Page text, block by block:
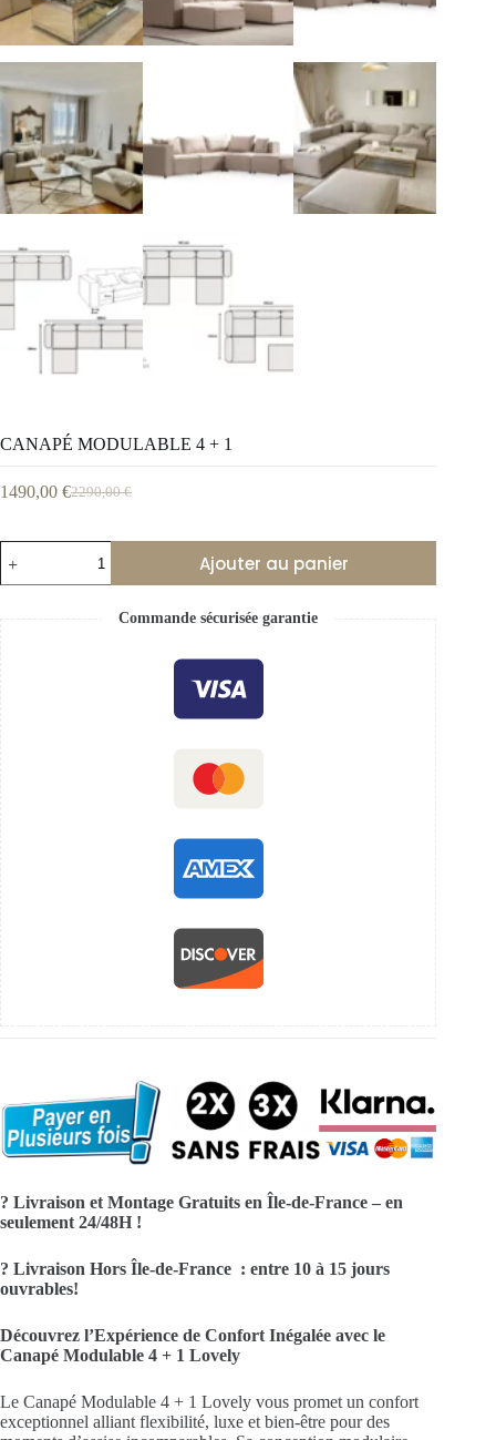
CANAPÉ MODULABLE 4 + 1
2290,00€
1490,00 €
Ajouter au panier
Commande sécurisée garantie
? Livraison et Montage Gratuits en Île-de-France – en
seulement 24/48H !
? Livraison Hors Île-de-France : entre 10 à 15 jours
ouvrables!
Découvrez l’Expérience de Confort Inégalée avec le
Canapé Modulable 4 + 1 Lovely
Le Canapé Modulable 4 + 1 Lovely vous promet un confort
exceptionnel alliant flexibilité, luxe et bien-être pour des